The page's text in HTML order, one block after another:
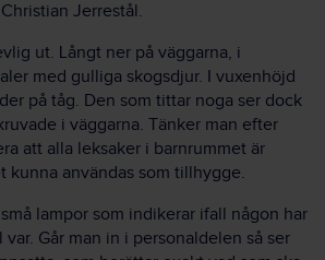
Jerrestål.
ut. Långt ner på väggarna, i
med gulliga skogsdjur. I vuxenhöjd
på tåg. Den som tittar noga ser dock
i väggarna. Tänker man efter
att alla leksaker i barnrummet är
kunna användas som tillhygge.
lampor som indikerar ifall någon har
var. Går man in i personaldelen så ser